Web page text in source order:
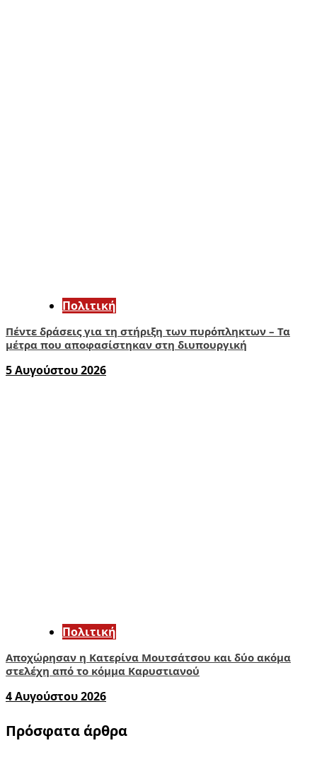
Πολιτική
Πέντε δράσεις για τη στήριξη των πυρόπληκτων – Τα
μέτρα που αποφασίστηκαν στη διυπουργική
5 Αυγούστου 2026
Πολιτική
Αποχώρησαν η Κατερίνα Μουτσάτσου και δύο ακόμα
στελέχη από το κόμμα Καρυστιανού
4 Αυγούστου 2026
Πρόσφατα άρθρα